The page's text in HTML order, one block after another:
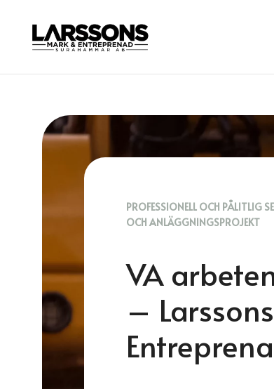
PROFESSIONELL OCH PÅLITLIG
OCH ANLÄGGNINGSPROJEKT
VA
–